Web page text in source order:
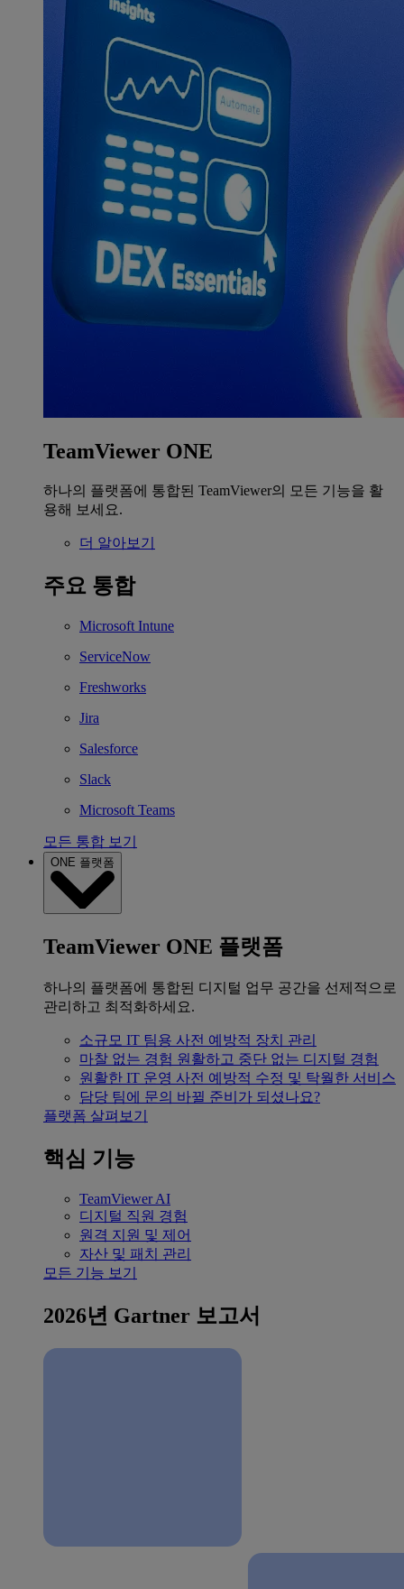
TeamViewer ONE
하나의 플랫폼에 통합된 TeamViewer의 모든 기능을 활
용해 보세요.
더 알아보기
주요 통합
Microsoft Intune
ServiceNow
Freshworks
Jira
Salesforce
Slack
Microsoft Teams
모든 통합 보기
ONE 플랫폼
TeamViewer ONE 플랫폼
하나의 플랫폼에 통합된 디지털 업무 공간을 선제적으로
관리하고 최적화하세요.
소규모 IT 팀용 사전 예방적 장치 관리
마찰 없는 경험 원활하고 중단 없는 디지털 경험
원활한 IT 운영 사전 예방적 수정 및 탁월한 서비스
담당 팀에 문의 바뀔 준비가 되셨나요?
플랫폼 살펴보기
핵심 기능
TeamViewer AI
디지털 직원 경험
원격 지원 및 제어
자산 및 패치 관리
모든 기능 보기
2026년 Gartner 보고서